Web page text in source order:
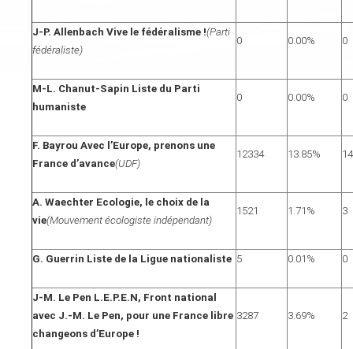
J-P. Allenbach Vive le fédéralisme !(Parti
fédéraliste)
0 0.00% 0
M-L. Chanut-Sapin Liste du Parti
humaniste
0 0.00% 0
F. Bayrou Avec l’Europe, prenons une
France d’avance(UDF)
12334 13.85% 14
A. Waechter Ecologie, le choix de la
vie(Mouvement écologiste indépendant)
1521 1.71% 3
G. Guerrin Liste de la Ligue nationaliste 5 0.01% 0
J-M. Le Pen L.E.P.E.N, Front national
avec J.-M. Le Pen, pour une France libre
changeons d’Europe !
3287 3.69% 2